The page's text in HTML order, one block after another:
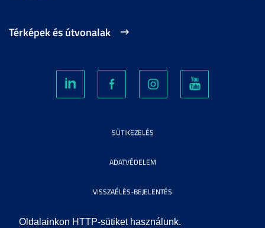
Oldalainkon HTTP-sütiket használunk.
Térképek és útvonalak
SÜTIKEZELÉS
ADATVÉDELEM
VISSZAÉLÉS-BEJELENTÉS
KÖZÉRDEKŰ ADATOK